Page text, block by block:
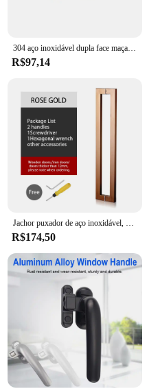
304 aço inoxidável dupla face maçaneta, acesso a fogo Lock, banheiro interior Lockset, Single-língua Bloqueio
R$97,14
Jachor puxador de aço inoxidável, quadrado, para porta de vidro, conjunto de acessórios de ferragens, para porta interior da porta
R$174,50